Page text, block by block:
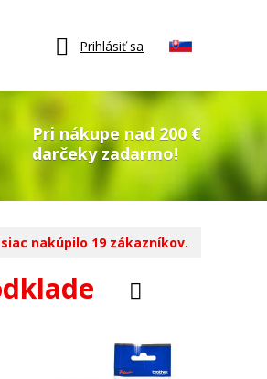
Prihlásiť sa
Pri nákupe nad 200 €
darčeky zadarmo!
nakúpilo 19 zákazníkov.